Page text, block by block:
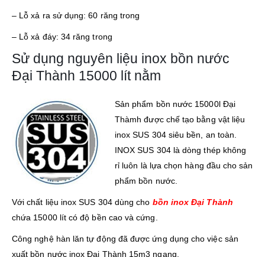
– Lỗ xả ra sử dụng: 60 răng trong
– Lỗ xả đáy: 34 răng trong
Sử dụng nguyên liệu inox bồn nước
Đại Thành 15000 lít nằm
Sản phẩm bồn nước 15000l Đại
Thàmh được chế tạo bằng vật liệu
inox SUS 304 siêu bền, an toàn.
INOX SUS 304 là dòng thép không
rỉ luôn là lựa chọn hàng đầu cho sản
phẩm bồn nước.
Với chất liệu inox SUS 304 dùng cho bồn inox Đại Thành
chứa 15000 lít có độ bền cao và cứng.
Công nghệ hàn lăn tự động đã được ứng dụng cho việc sản
xuất bồn nước inox Đại Thành 15m3 ngang.